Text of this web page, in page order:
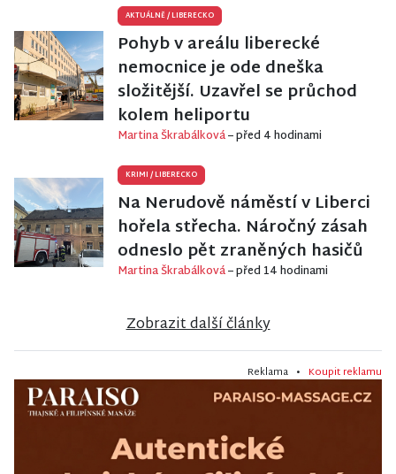
AKTUÁLNĚ/LIBERECKO
Pohyb v areálu liberecké
nemocnice je ode dneška
složitější. Uzavřel se průchod
kolem heliportu
Martina Škrabálková– před 4 hodinami
KRIMI /LIBERECKO
Na Nerudově náměstí v Liberci
hořela střecha. Náročný zásah
odneslo pět zraněných hasičů
Martina Škrabálková– před 14 hodinami
Zobrazit další články
Reklama • Koupit reklamu